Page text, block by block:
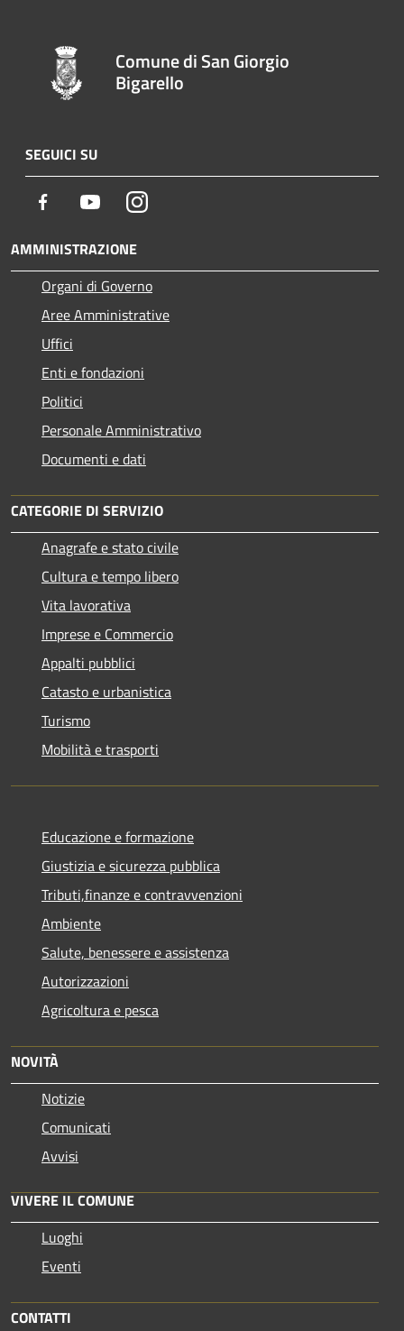
Comune di San Giorgio
Bigarello
SEGUICI SU
Facebook YoutubeInstagram
AMMINISTRAZIONE
Organi di Governo
Aree Amministrative
Uffici
Enti e fondazioni
Politici
Personale Amministrativo
Documenti e dati
CATEGORIE DI SERVIZIO
Anagrafe e stato civile
Cultura e tempo libero
Vita lavorativa
Imprese e Commercio
Appalti pubblici
Catasto e urbanistica
Turismo
Mobilità e trasporti
Educazione e formazione
Giustizia e sicurezza pubblica
Tributi,finanze e contravvenzioni
Ambiente
Salute, benessere e assistenza
Autorizzazioni
Agricoltura e pesca
NOVITÀ
Notizie
Comunicati
Avvisi
VIVERE IL COMUNE
Luoghi
Eventi
CONTATTI